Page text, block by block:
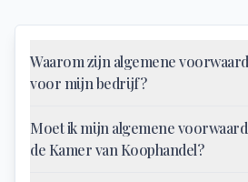
Waarom zijn algemene
voor mijn bedrijf?
Moet ik mijn algemene
de Kamer van Koophandel?